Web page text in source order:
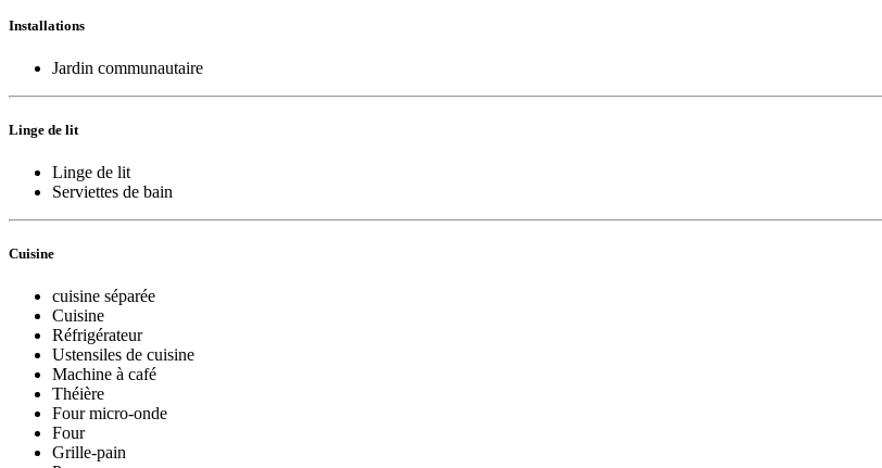
Installations
Jardin communautaire
Linge de lit
Linge de lit
Serviettes de bain
Cuisine
cuisine séparée
Cuisine
Réfrigérateur
Ustensiles de cuisine
Machine à café
Théière
Four micro-onde
Four
Grille-pain